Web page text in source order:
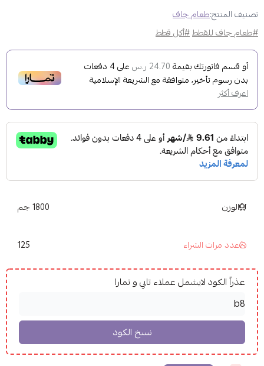
تصنيف المنتج:طعام جاف
#طعام جاف للقطط#أكل قطط
أو قسم فاتورتك بقيمة 24.70 ر.س على4 دفعات
بدون رسوم تأخير، متوافقة مع الشريعة الإسلامية
اعرف أكثر
الوزن 1800 جم
عدد مرات الشراء 125
عذراً الكود لايشمل عملاء تابي و تمارا